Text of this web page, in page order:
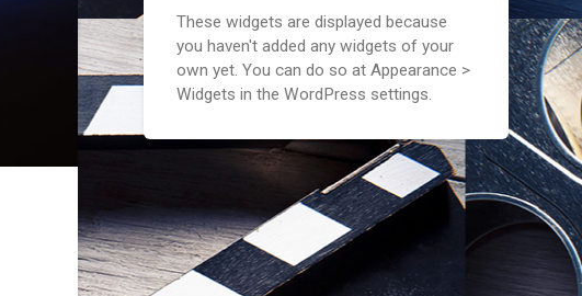
These widgets are displayed because
you haven't added any widgets of your
own yet. You can do so at Appearance >
Widgets in the WordPress settings.